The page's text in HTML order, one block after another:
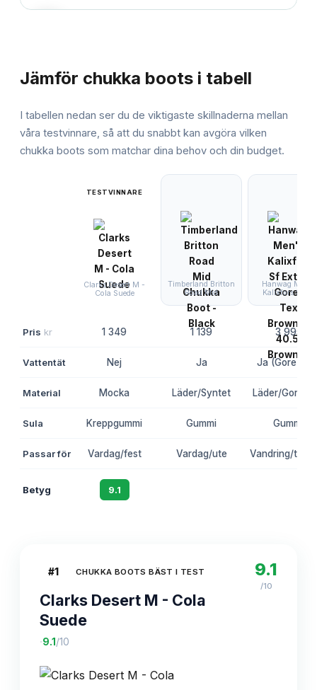
Jämför chukka boots i tabell
I tabellen nedan ser du de viktigaste skillnaderna mellan
våra testvinnare, så att du snabbt kan avgöra vilken
chukka boots som matchar dina behov och din budget.
TESTVINNARE
Clarks Desert M -
Cola Suede
Timberland Britton
Road Mid
Hanwag Men's
Kalixfors Sf Ex
Pris kr 1 349 1 139 3 995
Vattentät Nej Ja Ja (Gore-
Material Mocka Läder/Syntet Läder/Gore-
Sula Kreppgummi Gummi Gummi
Passar för Vardag/fest Vardag/ute Vandring/
Betyg 9.1
#1 CHUKKA BOOTS BÄST I TEST
Clarks Desert M - Cola
Suede
·9.1 /10
9.1
/10